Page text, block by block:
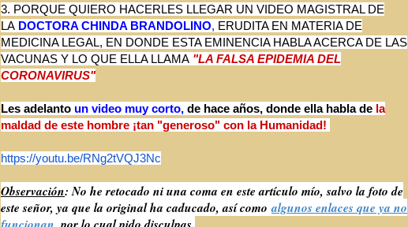
3. PORQUE QUIERO HACERLES LLEGAR UN VIDEO MAGISTRAL DE
LA DOCTORA CHINDA BRANDOLINO, ERUDITA EN MATERIA DE
MEDICINA LEGAL, EN DONDE ESTA EMINENCIA HABLA ACERCA DE LAS
VACUNAS Y LO QUE ELLA LLAMA "LA FALSA EPIDEMIA DEL
CORONAVIRUS"
Les adelanto un video muy corto, de hace años, donde ella habla de la
maldad de este hombre ¡tan "generoso" con la Humanidad!
https://youtu.be/RNg2tVQJ3Nc
Observación: No he retocado ni una coma en este artículo mío, salvo la foto de
este señor, ya que la original ha caducado, así comoalgunos enlaces que ya no